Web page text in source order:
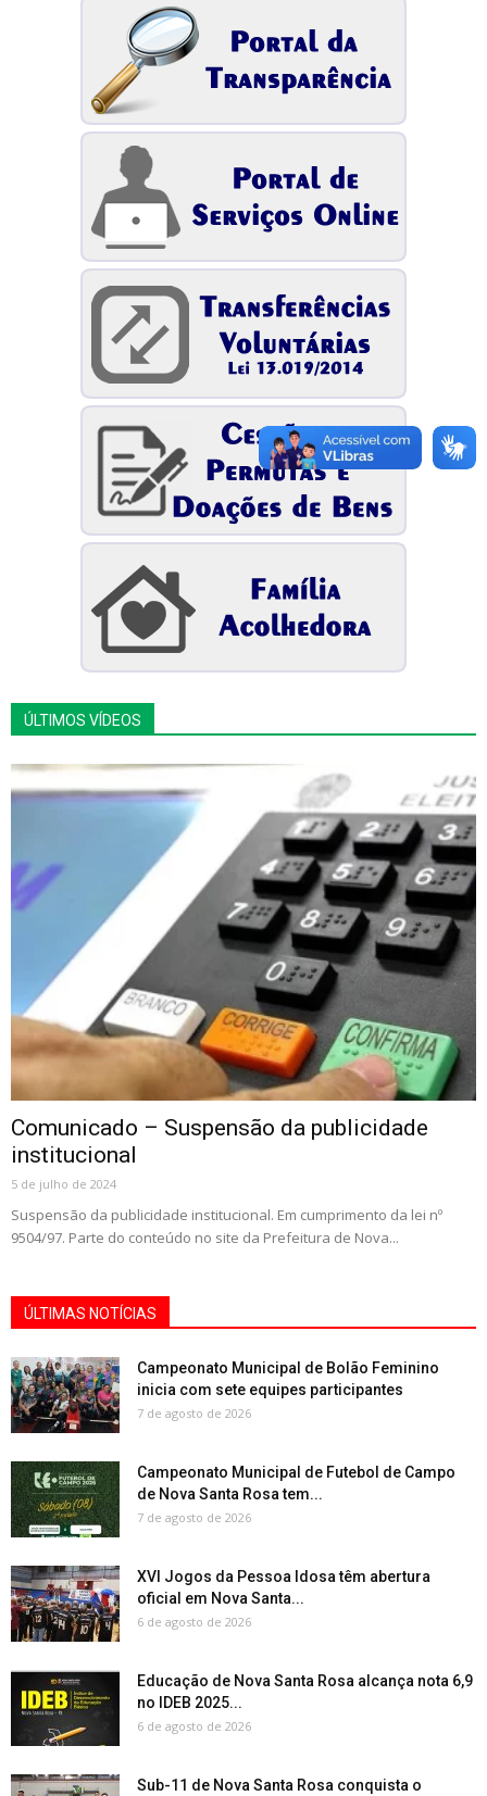
ÚLTIMOS VÍDEOS
Comunicado – Suspensão da publicidade
institucional
5 de julho de 2024
Suspensão da publicidade institucional. Em cumprimento da lei nº
9504/97. Parte do conteúdo no site da Prefeitura de Nova...
ÚLTIMAS NOTÍCIAS
Campeonato Municipal de Bolão Feminino
inicia com sete equipes participantes
7 de agosto de 2026
Campeonato Municipal de Futebol de Campo
de Nova Santa Rosa tem...
7 de agosto de 2026
XVI Jogos da Pessoa Idosa têm abertura
oficial em Nova Santa...
6 de agosto de 2026
Educação de Nova Santa Rosa alcança nota 6,9
no IDEB 2025...
6 de agosto de 2026
Sub-11 de Nova Santa Rosa conquista o